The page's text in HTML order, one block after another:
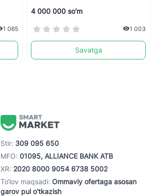
1 065
4 000 000 so'm
1 003
Savatga
Stir: 309 095 650
MFO: 01095, ALLIANCE BANK ATB
XR: 2020 8000 9054 6738 5002
To‘lov maqsadi: Ommaviy ofertaga asosan
garov pul o'tkazish